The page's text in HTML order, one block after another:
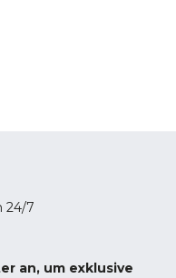
24/7
an, um exklusive